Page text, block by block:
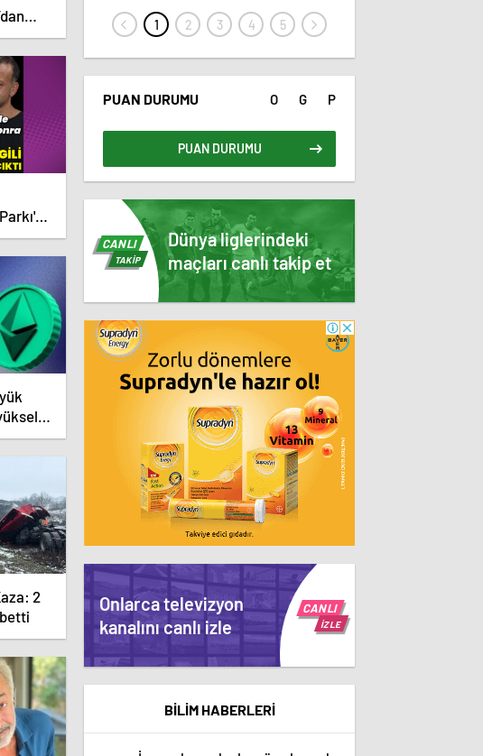
mi?
2
PUAN DURUMU O G P
PUAN DURUMU
Dünya liglerindeki
maçları canlı takip et
CANLI
TAKİP
Onlarca televizyon
kanalını canlı izle
CANLI
İZLE
BİLİM HABERLERİ